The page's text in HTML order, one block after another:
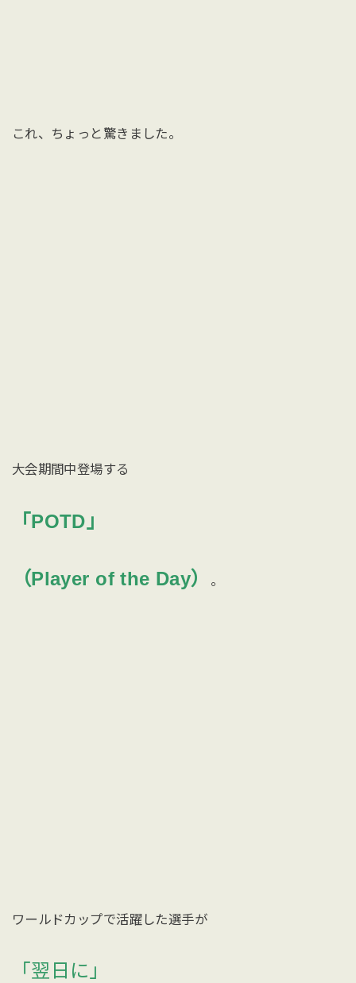
これ、ちょっと驚きました。
大会期間中登場する
「POTD」
（Player of the Day） 。
ワールドカップで活躍した選手が
「翌日に」